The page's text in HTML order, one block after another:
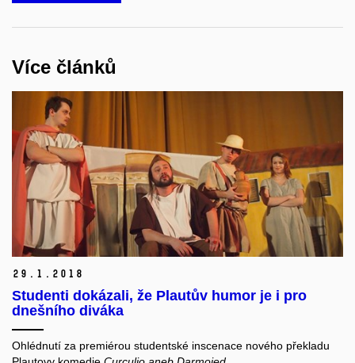
Více článků
29. 1. 2018
Studenti dokázali, že Plautův humor je i pro
dnešního diváka
Ohlédnutí za premiérou studentské inscenace nového překladu